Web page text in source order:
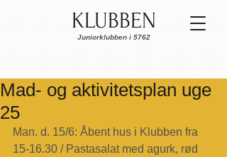
KLUBBEN
Juniorklubben i 5762
Mad- og aktivitetsplan uge
25
Man. d. 15/6: Åbent hus i Klubben fra
15-16.30 / Pastasalat med agurk, rød